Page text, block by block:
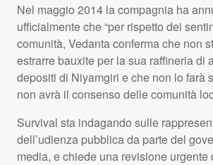
Nel maggio 2014 la compagnia ha
ufficialmente che “per rispetto dei
comunità, Vedanta conferma che non
estrarre bauxite per la sua raffineria di
depositi di Niyamgiri e che non lo farà
non avrà il consenso delle comunità
Survival sta indagando sulle
dell’udienza pubblica da parte del
media, e chiede una revisione urgente